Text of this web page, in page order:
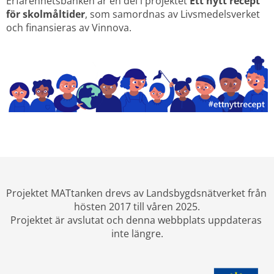
för skolmåltider, som samordnas av Livsmedelsverket
och finansieras av Vinnova.
Projektet MATtanken drevs av Landsbygdsnätverket från
hösten 2017 till våren 2025.
Projektet är avslutat och denna webbplats uppdateras
inte längre.